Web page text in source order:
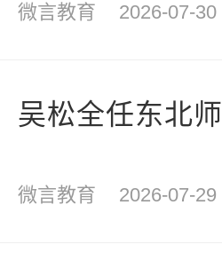
微言教育 2026-07-30
吴松全任东北
微言教育 2026-07-29